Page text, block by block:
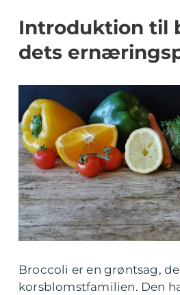
Introduktion til
dets
Broccoli er en grøntsag,
korsblomstfamilien. Den